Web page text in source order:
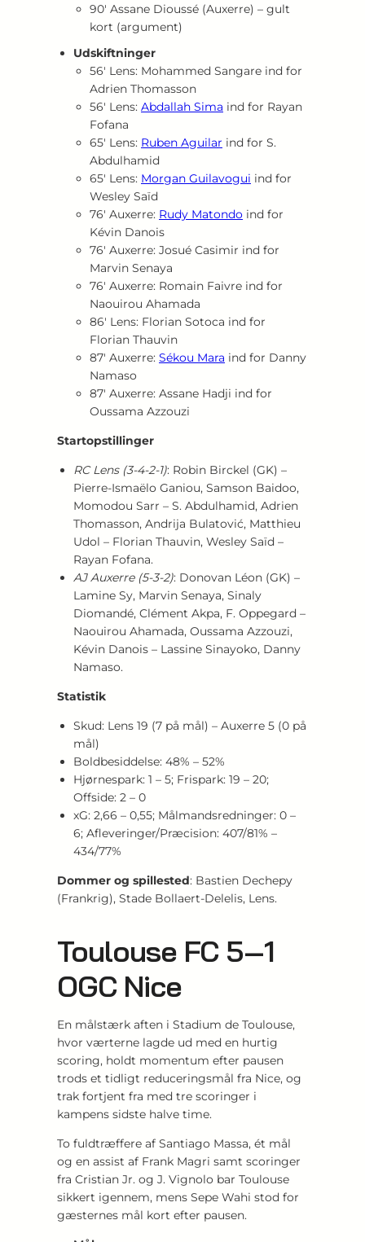
90′ Assane Dioussé (Auxerre) – gult
kort (argument)
Udskiftninger
56′ Lens: Mohammed Sangare ind for
Adrien Thomasson
56′ Lens: Abdallah Sima ind for Rayan
Fofana
65′ Lens: Ruben Aguilar ind for S.
Abdulhamid
65′ Lens: Morgan Guilavogui ind for
Wesley Saïd
76′ Auxerre: Rudy Matondo ind for
Kévin Danois
76′ Auxerre: Josué Casimir ind for
Marvin Senaya
76′ Auxerre: Romain Faivre ind for
Naouirou Ahamada
86′ Lens: Florian Sotoca ind for
Florian Thauvin
87′ Auxerre: Sékou Mara ind for Danny
Namaso
87′ Auxerre: Assane Hadji ind for
Oussama Azzouzi
Startopstillinger
RC Lens (3‑4‑2‑1): Robin Birckel (GK) –
Pierre‑Ismaëlo Ganiou, Samson Baidoo,
Momodou Sarr – S. Abdulhamid, Adrien
Thomasson, Andrija Bulatović, Matthieu
Udol – Florian Thauvin, Wesley Saïd –
Rayan Fofana.
AJ Auxerre (5‑3‑2): Donovan Léon (GK) –
Lamine Sy, Marvin Senaya, Sinaly
Diomandé, Clément Akpa, F. Oppegard –
Naouirou Ahamada, Oussama Azzouzi,
Kévin Danois – Lassine Sinayoko, Danny
Namaso.
Statistik
Skud: Lens 19 (7 på mål) – Auxerre 5 (0 på
mål)
Boldbesiddelse: 48% – 52%
Hjørnespark: 1 – 5; Frispark: 19 – 20;
Offside: 2 – 0
xG: 2,66 – 0,55; Målmandsredninger: 0 –
6; Afleveringer/Præcision: 407/81% –
434/77%
Dommer og spillested: Bastien Dechepy
(Frankrig), Stade Bollaert‑Delelis, Lens.
Toulouse FC 5‑1
OGC Nice
En målstærk aften i Stadium de Toulouse,
hvor værterne lagde ud med en hurtig
scoring, holdt momentum efter pausen
trods et tidligt reduceringsmål fra Nice, og
trak fortjent fra med tre scoringer i
kampens sidste halve time.
To fuldtræffere af Santiago Massa, ét mål
og en assist af Frank Magri samt scoringer
fra Cristian Jr. og J. Vignolo bar Toulouse
sikkert igennem, mens Sepe Wahi stod for
gæsternes mål kort efter pausen.